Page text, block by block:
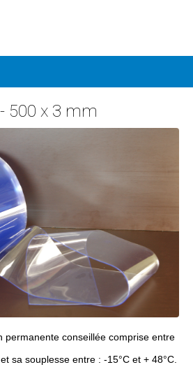
500 x 3 mm
permanente conseillée comprise entre
sa souplesse entre : -15°C et + 48°C.